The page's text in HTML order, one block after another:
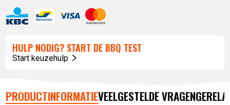
HULP NODIG? START DE BBQ TEST
Start keuzehulp
PRODUCTINFORMATIEVEELGESTELDE VRAGEN